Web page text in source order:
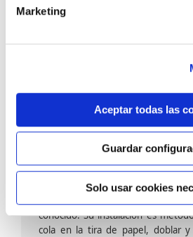
Marketing
Aceptar todas las
Guardar
Solo usar cookies
barniz multiadherente en base
fuegos, se recomienda proteger
dado que el frotar en exceso
colocación es cola en la pared
colocación es fácil rápida y sencilla.
Papel pintado calidad papel:
Formado por una capa de papel
conocido. Su instalación es
cola en la tira de papel, doblar